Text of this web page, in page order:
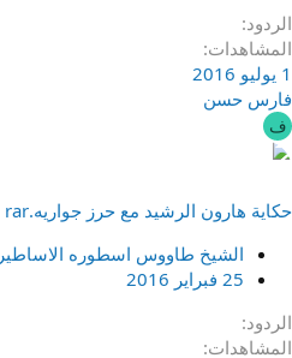
الردود
المشاهدات
1 يوليو 2016
فارس حسن
ف
حكاية هارون الرشيد مع حرز جواريه.rar
الشيخ طاووس اسطوره الاساطير
25 فبراير 2016
الردود
المشاهدات